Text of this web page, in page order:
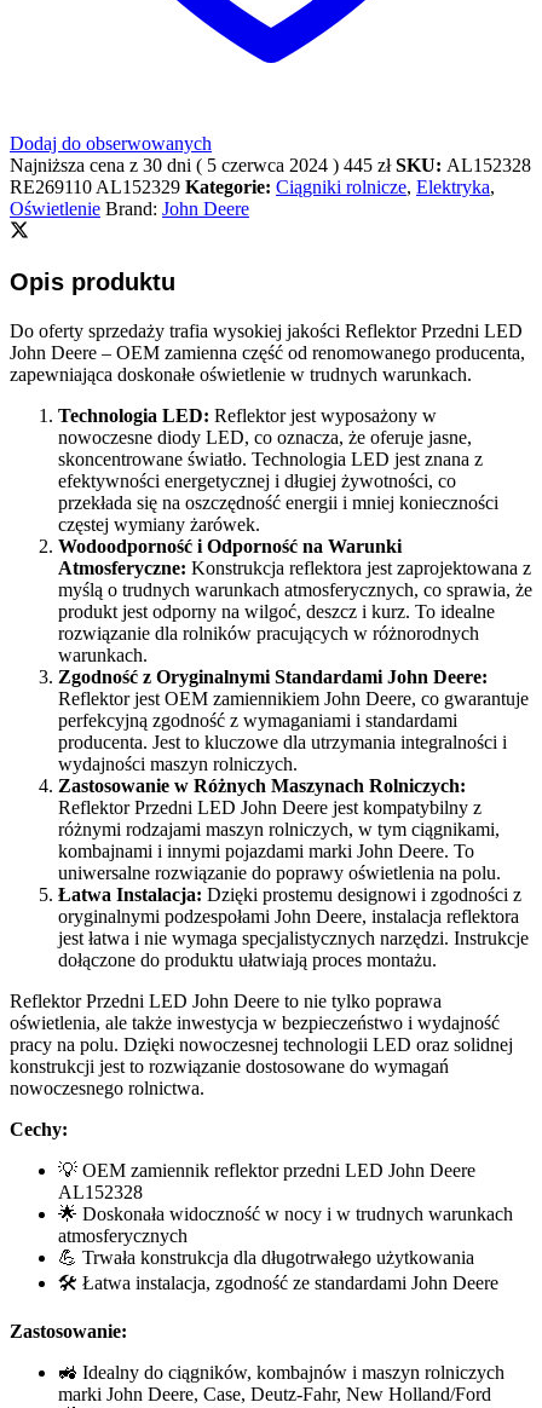
Dodaj do obserwowanych
Najniższa cena z 30 dni ( 5 czerwca 2024 ) 445 zł SKU: AL152328
RE269110 AL152329 Kategorie: Ciągniki rolnicze, Elektryka,
Oświetlenie Brand: John Deere
Opis produktu
Do oferty sprzedaży trafia wysokiej jakości Reflektor Przedni LED
John Deere – OEM zamienna część od renomowanego producenta,
zapewniająca doskonałe oświetlenie w trudnych warunkach.
Technologia LED: Reflektor jest wyposażony w
nowoczesne diody LED, co oznacza, że oferuje jasne,
skoncentrowane światło. Technologia LED jest znana z
efektywności energetycznej i długiej żywotności, co
przekłada się na oszczędność energii i mniej konieczności
częstej wymiany żarówek.
Wodoodporność i Odporność na Warunki
Atmosferyczne: Konstrukcja reflektora jest zaprojektowana z
myślą o trudnych warunkach atmosferycznych, co sprawia, że
produkt jest odporny na wilgoć, deszcz i kurz. To idealne
rozwiązanie dla rolników pracujących w różnorodnych
warunkach.
Zgodność z Oryginalnymi Standardami John Deere:
Reflektor jest OEM zamiennikiem John Deere, co gwarantuje
perfekcyjną zgodność z wymaganiami i standardami
producenta. Jest to kluczowe dla utrzymania integralności i
wydajności maszyn rolniczych.
Zastosowanie w Różnych Maszynach Rolniczych:
Reflektor Przedni LED John Deere jest kompatybilny z
różnymi rodzajami maszyn rolniczych, w tym ciągnikami,
kombajnami i innymi pojazdami marki John Deere. To
uniwersalne rozwiązanie do poprawy oświetlenia na polu.
Łatwa Instalacja: Dzięki prostemu designowi i zgodności z
oryginalnymi podzespołami John Deere, instalacja reflektora
jest łatwa i nie wymaga specjalistycznych narzędzi. Instrukcje
dołączone do produktu ułatwiają proces montażu.
Reflektor Przedni LED John Deere to nie tylko poprawa
oświetlenia, ale także inwestycja w bezpieczeństwo i wydajność
pracy na polu. Dzięki nowoczesnej technologii LED oraz solidnej
konstrukcji jest to rozwiązanie dostosowane do wymagań
nowoczesnego rolnictwa.
Cechy:
💡 OEM zamiennik reflektor przedni LED John Deere
AL152328
🌟 Doskonała widoczność w nocy i w trudnych warunkach
atmosferycznych
💪 Trwała konstrukcja dla długotrwałego użytkowania
🛠️ Łatwa instalacja, zgodność ze standardami John Deere
Zastosowanie:
🚜 Idealny do ciągników, kombajnów i maszyn rolniczych
marki John Deere, Case, Deutz-Fahr, New Holland/Ford